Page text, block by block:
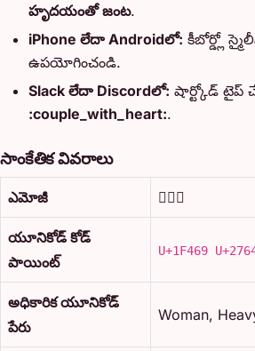
హృదయంతో జంట.
iPhone లేదా Androidలో: కీబోర్డ్లో
ఉపయోగించండి.
Slack లేదా Discordలో: షార్ట్కోడ్ టైప్
:couple_with_heart:.
సాంకేతిక వివరాలు
ఎమోజీ 👩‍❤️‍👨
యూనికోడ్ కోడ్
పాయింట్
U+1F469
అధికారిక యూనికోడ్
పేరు
Woman,